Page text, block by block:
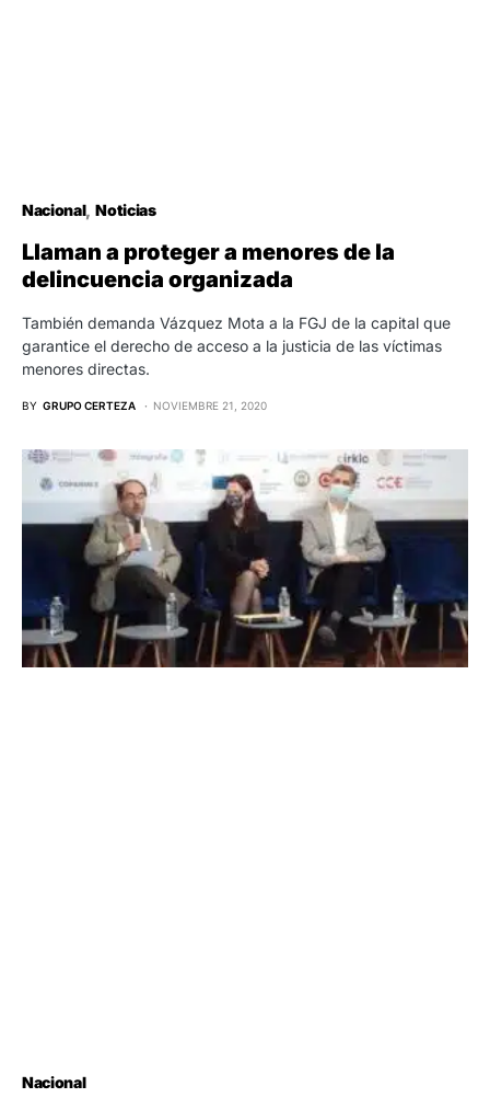
Nacional Noticias
Llaman a proteger a menores de la
delincuencia organizada
También demanda Vázquez Mota a la FGJ de la capital que
garantice el derecho de acceso a la justicia de las víctimas
menores directas.
BY GRUPO CERTEZA NOVIEMBRE 21, 2020
Nacional